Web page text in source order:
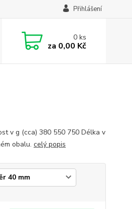
Přihlášení
0ks
za 0,00 Kč
v g (cca) 380 550 750 Délka v
obalu. celý popis